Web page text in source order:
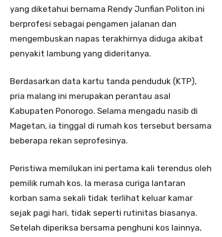
yang diketahui bernama Rendy Junfian Politon ini
berprofesi sebagai pengamen jalanan dan
mengembuskan napas terakhirnya diduga akibat
penyakit lambung yang dideritanya.
Berdasarkan data kartu tanda penduduk (KTP),
pria malang ini merupakan perantau asal
Kabupaten Ponorogo. Selama mengadu nasib di
Magetan, ia tinggal di rumah kos tersebut bersama
beberapa rekan seprofesinya.
Peristiwa memilukan ini pertama kali terendus oleh
pemilik rumah kos. Ia merasa curiga lantaran
korban sama sekali tidak terlihat keluar kamar
sejak pagi hari, tidak seperti rutinitas biasanya.
Setelah diperiksa bersama penghuni kos lainnya,